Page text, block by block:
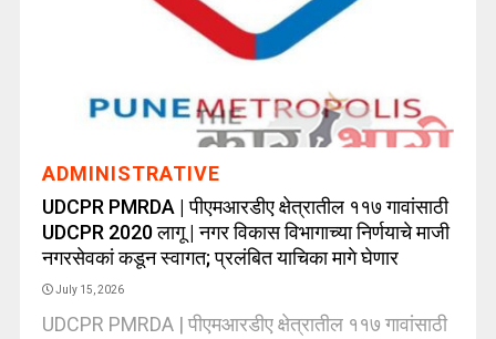
ADMINISTRATIVE
UDCPR PMRDA | पीएमआरडीए क्षेत्रातील ११७ गावांसाठी
UDCPR 2020 लागू | नगर विकास विभागाच्या निर्णयाचे माजी
नगरसेवकां कडून स्वागत; प्रलंबित याचिका मागे घेणार
July 15, 2026
UDCPR PMRDA | पीएमआरडीए क्षेत्रातील ११७ गावांसाठी